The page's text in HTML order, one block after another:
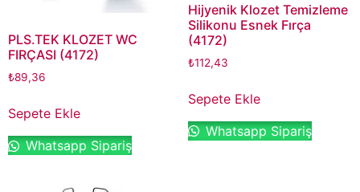
PLS.TEK KLOZET WC
FIRÇASI (4172)
₺89,36
Sepete Ekle
Whatsapp Sipariş
Hijyenik Klozet Temizleme
Silikonu Esnek Fırça
(4172)
₺112,43
Sepete Ekle
Whatsapp Sipariş